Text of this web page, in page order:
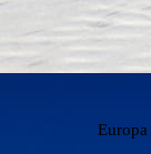
Europa